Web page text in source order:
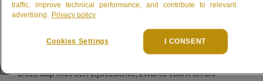
Deze aapmet een zijdezachte, zwarte vacht en als
traffic, improve technical performance, and contribute to relevant
advertising. Privacy policy
Cookies Settings I CONSENT